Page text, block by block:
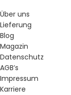
Über uns
Lieferung
Blog
Magazin
Datenschutz
AGB’s
Impressum
Karriere